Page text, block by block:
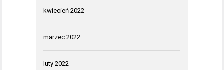
kwiecień 2022
marzec 2022
luty 2022